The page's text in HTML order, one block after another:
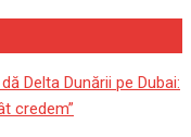
Delta Dunării pe Dubai:
credem”